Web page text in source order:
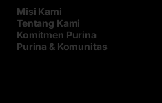
Misi Kami
Tentang Kami
Komitmen Purina
Purina & Komunitas